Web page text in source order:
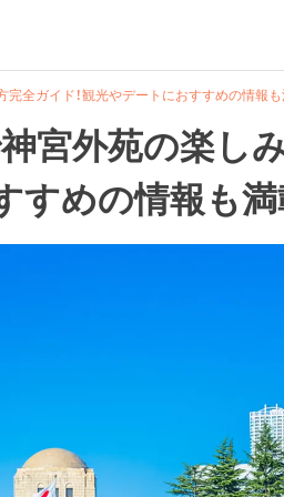
全ガイド！観光やデートにおすすめの情報も
宮外苑の楽し
すめの情報も満